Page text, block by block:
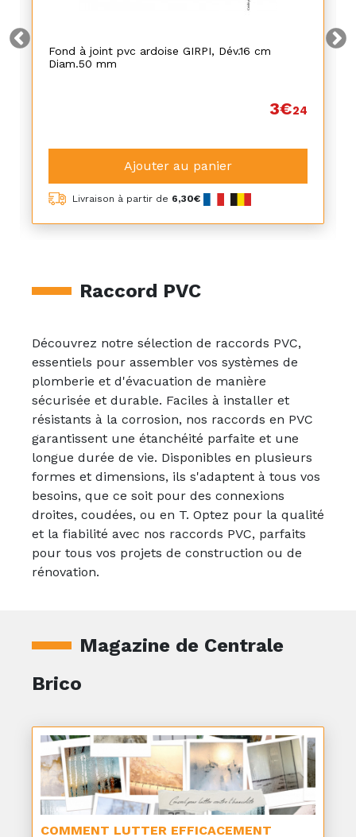
Fond à joint pvc ardoise GIRPI, Dév.16 cm
Diam.50 mm
3€24
Ajouter au panier
Livraison à partir de 6,30€
Raccord PVC
Découvrez notre sélection de raccords PVC,
essentiels pour assembler vos systèmes de
plomberie et d'évacuation de manière
sécurisée et durable. Faciles à installer et
résistants à la corrosion, nos raccords en PVC
garantissent une étanchéité parfaite et une
longue durée de vie. Disponibles en plusieurs
formes et dimensions, ils s'adaptent à tous vos
besoins, que ce soit pour des connexions
droites, coudées, ou en T. Optez pour la qualité
et la fiabilité avec nos raccords PVC, parfaits
pour tous vos projets de construction ou de
rénovation.
Magazine de Centrale
Brico
COMMENT LUTTER EFFICACEMENT